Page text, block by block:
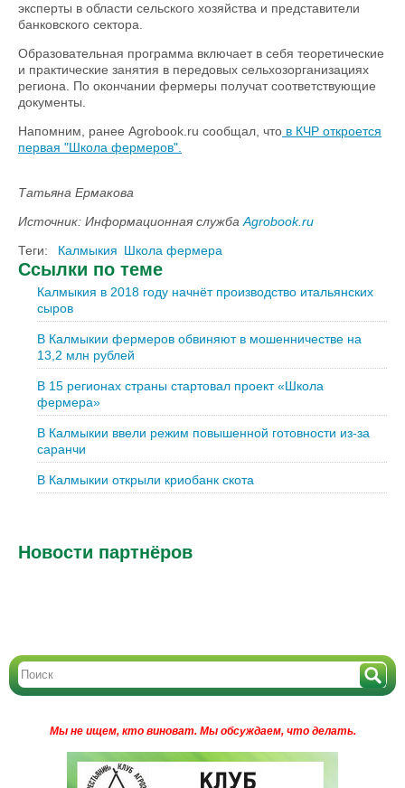
эксперты в области сельского хозяйства и представители
банковского сектора.
Образовательная программа включает в себя теоретические
и практические занятия в передовых сельхозорганизациях
региона. По окончании фермеры получат соответствующие
документы.
Напомним, ранее Agrobook.ru сообщал, что в КЧР откроется
первая "Школа фермеров".
Татьяна Ермакова
Источник: Информационная служба Agrobook.ru
Теги:
Калмыкия Школа фермера
Ссылки по теме
Калмыкия в 2018 году начнёт производство итальянских
сыров
В Калмыкии фермеров обвиняют в мошенничестве на
13,2 млн рублей
В 15 регионах страны стартовал проект «Школа
фермера»
В Калмыкии ввели режим повышенной готовности из-за
саранчи
В Калмыкии открыли криобанк скота
Новости партнёров
Мы не ищем, кто виноват. Мы обсуждаем, что делать.